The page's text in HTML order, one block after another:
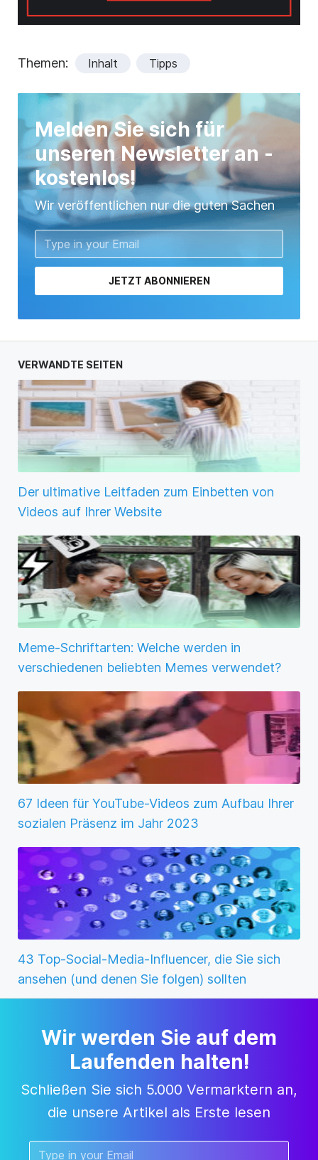
Themen: Inhalt Tipps
Melden Sie sich für
unseren Newsletter an -
kostenlos!
Wir veröffentlichen nur die guten Sachen
JETZT ABONNIEREN
VERWANDTE SEITEN
Der ultimative Leitfaden zum Einbetten von
Videos auf Ihrer Website
Meme-Schriftarten: Welche werden in
verschiedenen beliebten Memes verwendet?
67 Ideen für YouTube-Videos zum Aufbau Ihrer
sozialen Präsenz im Jahr 2023
43 Top-Social-Media-Influencer, die Sie sich
ansehen (und denen Sie folgen) sollten
Wir werden Sie auf dem
Laufenden halten!
Schließen Sie sich 5.000 Vermarktern an,
die unsere Artikel als Erste lesen